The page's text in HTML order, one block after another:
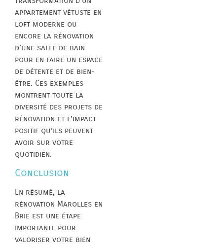
appartement vétuste en
loft moderne ou
encore la rénovation
d’une salle de bain
pour en faire un espace
de détente et de bien-
être. Ces exemples
montrent toute la
diversité des projets de
rénovation et l’impact
positif qu’ils peuvent
avoir sur votre
quotidien.
Conclusion
En résumé, la
rénovation Marolles en
Brie est une étape
importante pour
valoriser votre bien